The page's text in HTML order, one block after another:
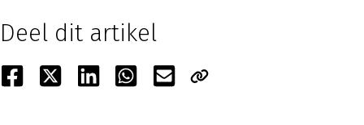
Deel dit artikel